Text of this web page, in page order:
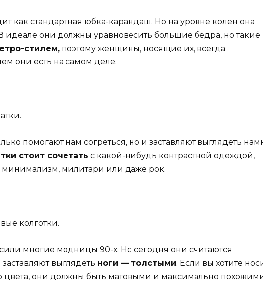
как стандартная юбка-карандаш. Но на уровне колен она
идеале они должны уравновесить большие бедра, но такие
стилем, поэтому женщины, носящие их, всегда
они есть на самом деле.
помогают нам согреться, но и заставляют выглядеть
стоит сочетать с какой-нибудь контрастной одеждой,
минимализм, милитари или даже рок.
колготки.
многие модницы 90-х. Но сегодня они считаются
выглядеть ноги — толстыми. Если вы хотите
цвета, они должны быть матовыми и максимально